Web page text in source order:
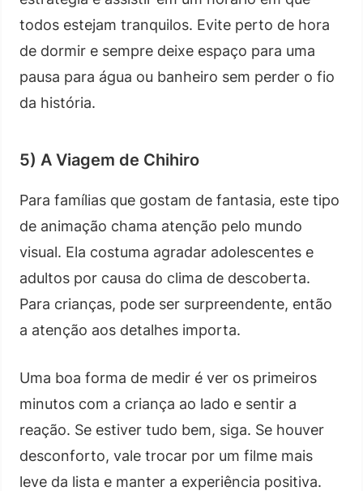
todos estejam tranquilos. Evite perto de hora
de dormir e sempre deixe espaço para uma
pausa para água ou banheiro sem perder o fio
da história.
5) A Viagem de Chihiro
Para famílias que gostam de fantasia, este tipo
de animação chama atenção pelo mundo
visual. Ela costuma agradar adolescentes e
adultos por causa do clima de descoberta.
Para crianças, pode ser surpreendente, então
a atenção aos detalhes importa.
Uma boa forma de medir é ver os primeiros
minutos com a criança ao lado e sentir a
reação. Se estiver tudo bem, siga. Se houver
desconforto, vale trocar por um filme mais
leve da lista e manter a experiência positiva.